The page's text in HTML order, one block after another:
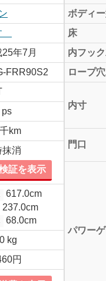
年7月
FRR90S2
ps
km
抹消
証を表示
617.0cm
237.0cm
68.0cm
kg
円
ボディ
床
内フッ
ロープ
内寸
門口
パワー